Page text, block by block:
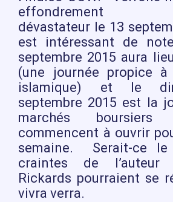
effondrement
dévastateur le 13
est intéressant de
septembre 2015 aura
(une journée propice
islamique) et le
septembre 2015 est la
marchés
commencent à ouvrir
semaine. Serait-ce
craintes de l’auteur
Rickards pourraient se
vivra verra.